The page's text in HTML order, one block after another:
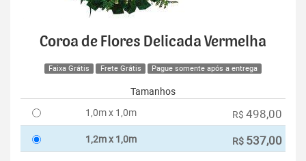
Coroa de Flores Delicada Vermelha
Faixa Grátis Frete Grátis Pague somente após a entrega
Tamanhos
1,0m x 1,0m
R$ 498,00
1,2m x 1,0m R$ 537,00